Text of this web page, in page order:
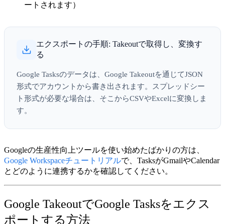
ートされます）
エクスポートの手順: Takeoutで取得し、変換す
る
Google Tasksのデータは、Google Takeoutを通じてJSON
形式でアカウントから書き出されます。スプレッドシー
ト形式が必要な場合は、そこからCSVやExcelに変換しま
す。
Googleの生産性向上ツールを使い始めたばかりの方は、
Google Workspaceチュートリアルで、TasksがGmailやCalendar
とどのように連携するかを確認してください。
Google TakeoutでGoogle Tasksをエクス
ポートする方法